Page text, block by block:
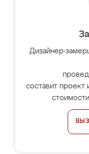
Дизайнер-
составит проект